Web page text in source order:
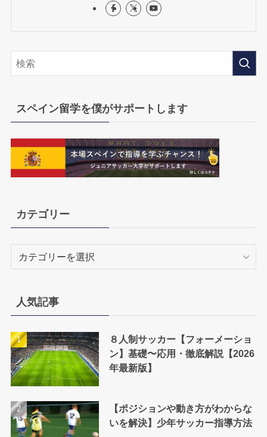
スペイン留学を僕がサポートします
カテゴリー
ー
人気記事
８人制サッカー【フォーメーショ
ン】基礎〜応用・徹底解説【2026
年最新版】
【ポジションや動き方がわからな
いを解決】少年サッカー指導方法